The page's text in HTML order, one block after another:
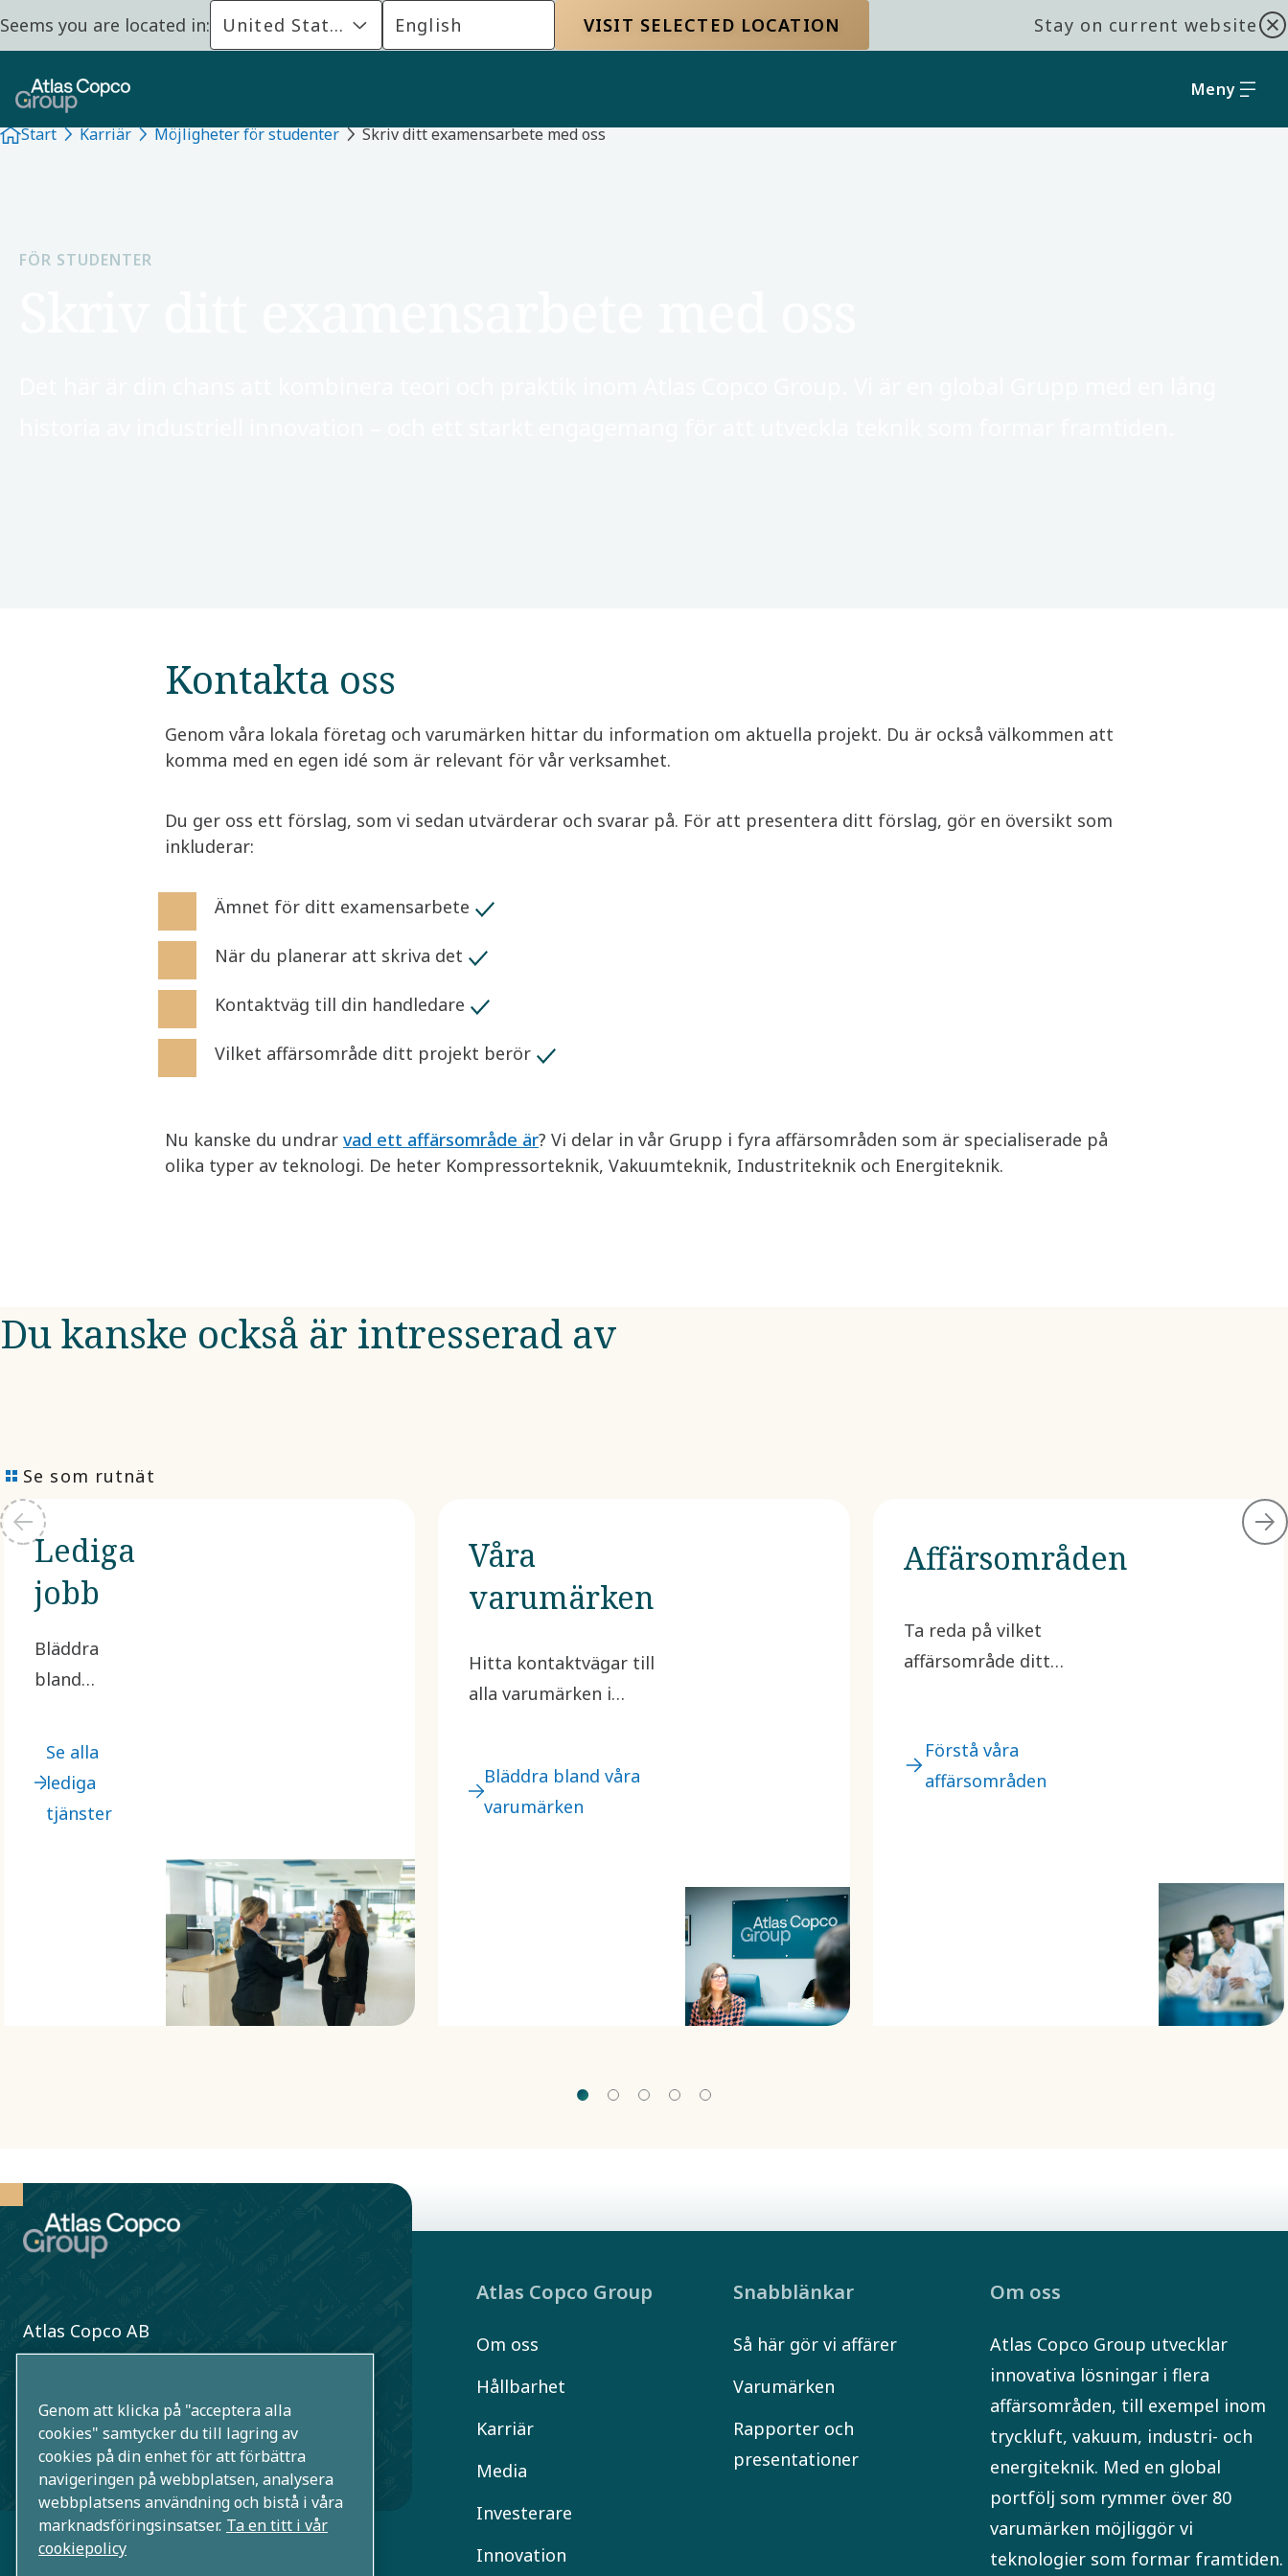
Seems you are located in: United States English VISIT SELECTED LOCATION Stay on current website
Meny
Start Karriär Möjligheter för studenter Skriv ditt examensarbete med oss
FÖR STUDENTER
Kontakta oss
Genom våra lokala företag och varumärken hittar du information om aktuella projekt. Du är också välkommen att
komma med en egen idé som är relevant för vår verksamhet.​
Du ger oss ett förslag, som vi sedan utvärderar och svarar på. För att presentera ditt förslag, gör en översikt som
inkluderar:
Ämnet för ditt examensarbete
När du planerar att skriva det
Kontaktväg till din handledare
Vilket affärsområde ditt projekt berör
Nu kanske du undrar vad ett affärsområde är? Vi delar in vår Grupp i fyra affärsområden som är specialiserade på
olika typer av teknologi. De heter Kompressorteknik, Vakuumteknik, Industriteknik och Energiteknik.
Du kanske också är intresserad av
Se som rutnät
Lediga
jobb
Bläddra
bland
och filtrera
efter din
plats och
Se alla
lediga
tjänster
Våra
varumärken
Hitta kontaktvägar till
alla varumärken i
Bläddra bland våra
varumärken
Affärsområden
Ta reda på vilket
affärsområde ditt
Förstå våra
affärsområden
Atlas Copco AB
Sickla industriväg 19
Sverige
+46 (0)8 743 80 00
Atlas Copco Group
Om oss
Hållbarhet
Karriär
Media
Investerare
Innovation
Snabblänkar
Så här gör vi affärer
Varumärken
Rapporter och
presentationer
Om oss
Atlas Copco Group utvecklar
innovativa lösningar i flera
affärsområden, till exempel inom
tryckluft, vakuum, industri- och
energiteknik. Med en global
portfölj som rymmer över 80
varumärken möjliggör vi
teknologier som formar framtiden.
Genom att klicka på "acceptera alla
cookies" samtycker du till lagring av
cookies på din enhet för att förbättra
navigeringen på webbplatsen, analysera
webbplatsens användning och bistå i våra
marknadsföringsinsatser. Ta en titt i vår
cookiepolicy